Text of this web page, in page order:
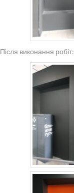
Після виконання робіт: